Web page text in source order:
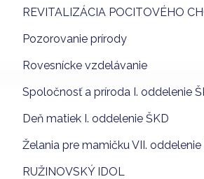
REVITALIZÁCIA POCITOVÉHO
Pozorovanie prírody
Rovesnícke vzdelávanie
Spoločnosť a príroda I. oddelenie
Deň matiek I. oddelenie ŠKD
Želania pre mamičku VII. oddelenie
RUŽINOVSKÝ IDOL